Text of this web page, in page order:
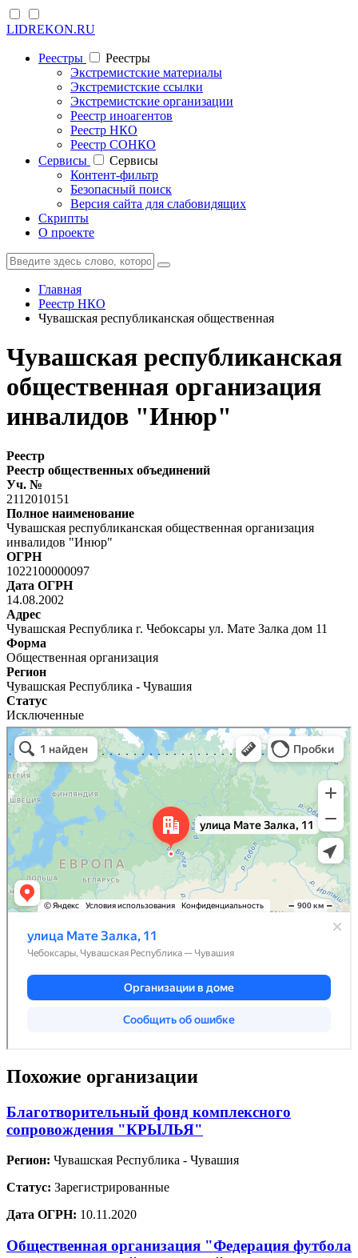
LIDREKON.RU
Реестры
Реестры
Экстремистские материалы
Экстремистские ссылки
Экстремистские организации
Реестр иноагентов
Реестр НКО
Реестр СОНКО
Cервисы
Cервисы
Контент-фильтр
Безопасный поиск
Версия сайта для слабовидящих
Скрипты
О проекте
Главная
Реестр НКО
Чувашская республиканская общественная
Чувашская республиканская
общественная организация
инвалидов "Инюр"
Реестр
Реестр общественных объединений
Уч. №
2112010151
Полное наименование
Чувашская республиканская общественная организация
инвалидов "Инюр"
ОГРН
1022100000097
Дата ОГРН
14.08.2002
Адрес
Чувашская Республика г. Чебоксары ул. Мате Залка дом 11
Форма
Общественная организация
Регион
Чувашская Республика - Чувашия
Статус
Исключенные
Похожие организации
Благотворительный фонд комплексного
сопровождения "КРЫЛЬЯ"
Регион: Чувашская Республика - Чувашия
Статус: Зарегистрированные
Дата ОГРН: 10.11.2020
Общественная организация "Федерация футбола